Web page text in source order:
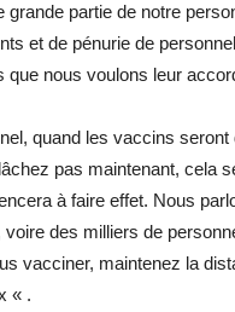
grande partie de notre
et de pénurie de
nous voulons leur
quand les vaccins
pas maintenant, cela
à faire effet. Nous
des milliers de
vacciner, maintenez la
« .